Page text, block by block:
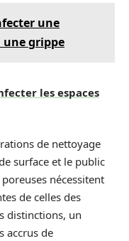
une
grippe
les espaces
de nettoyage
surface et le public
nécessitent
de celles des
distinctions, un
accrus de